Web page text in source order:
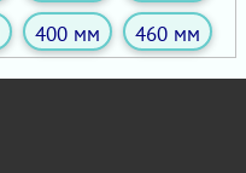
400 мм 460 мм